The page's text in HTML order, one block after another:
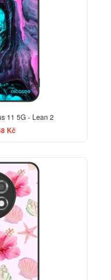
11 5G - Lean 2
Kč